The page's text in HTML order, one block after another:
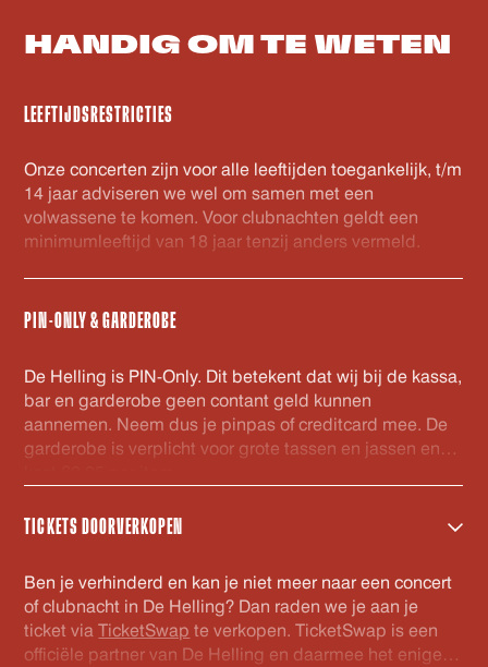
HANDIG OMTE WETEN
LEEFTIJDSRESTRICTIES
Onze concerten zijn voor alle leeftijden toegankelijk, t/m
14 jaar adviseren we wel om samen met een
volwassene te komen. Voor clubnachten geldt een
minimumleeftijd van 18 jaar tenzij anders vermeld.
PIN-ONLY & GARDEROBE
De Helling is PIN-Only. Dit betekent dat wij bij de kassa,
bar en garderobe geen contant geld kunnen
aannemen. Neem dus je pinpas of creditcard mee. De
garderobe is verplicht voor grote tassen en jassen en
TICKETS DOORVERKOPEN
Ben je verhinderd en kan je niet meer naar een concert
of clubnacht in De Helling? Dan raden we je aan je
ticket viaTicketSwap te verkopen. TicketSwap is een
officiële partner van De Helling en daarmee het enige